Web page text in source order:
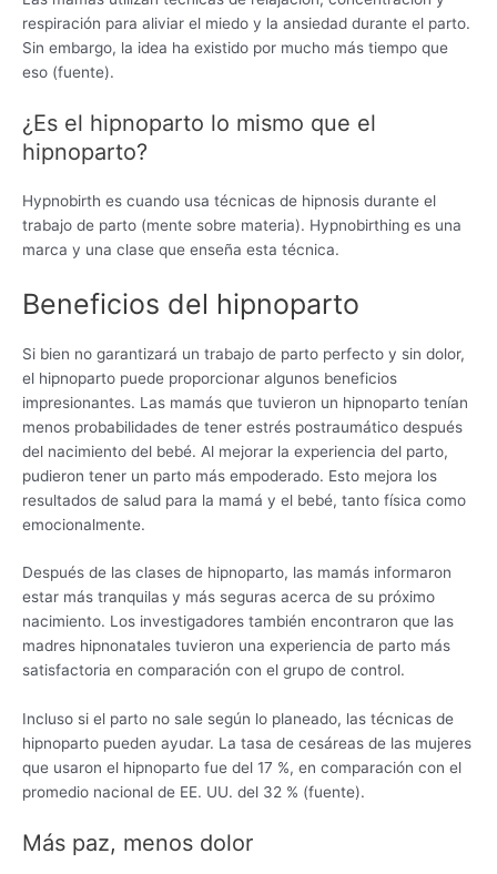
respiración para aliviar el miedo y la ansiedad durante el parto.
Sin embargo, la idea ha existido por mucho más tiempo que
eso (fuente).
¿Es el hipnoparto lo mismo que el
hipnoparto?
Hypnobirth es cuando usa técnicas de hipnosis durante el
trabajo de parto (mente sobre materia). Hypnobirthing es una
marca y una clase que enseña esta técnica.
Beneficios del hipnoparto
Si bien no garantizará un trabajo de parto perfecto y sin dolor,
el hipnoparto puede proporcionar algunos beneficios
impresionantes. Las mamás que tuvieron un hipnoparto tenían
menos probabilidades de tener estrés postraumático después
del nacimiento del bebé. Al mejorar la experiencia del parto,
pudieron tener un parto más empoderado. Esto mejora los
resultados de salud para la mamá y el bebé, tanto física como
emocionalmente.
Después de las clases de hipnoparto, las mamás informaron
estar más tranquilas y más seguras acerca de su próximo
nacimiento. Los investigadores también encontraron que las
madres hipnonatales tuvieron una experiencia de parto más
satisfactoria en comparación con el grupo de control.
Incluso si el parto no sale según lo planeado, las técnicas de
hipnoparto pueden ayudar. La tasa de cesáreas de las mujeres
que usaron el hipnoparto fue del 17 %, en comparación con el
promedio nacional de EE. UU. del 32 % (fuente).
Más paz, menos dolor